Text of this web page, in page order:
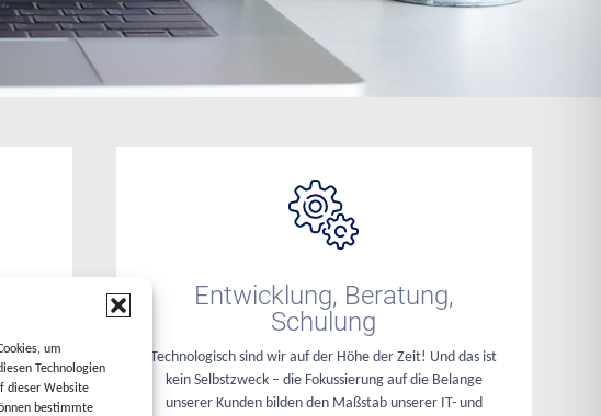
um
Technologien
dieser Website
bestimmte
Entwicklung, Beratung,
Schulung
Technologisch sind wir auf der Höhe der Zeit! Und das ist
kein Selbstzweck – die Fokussierung auf die Belange
unserer Kunden bilden den Maßstab unserer IT- und